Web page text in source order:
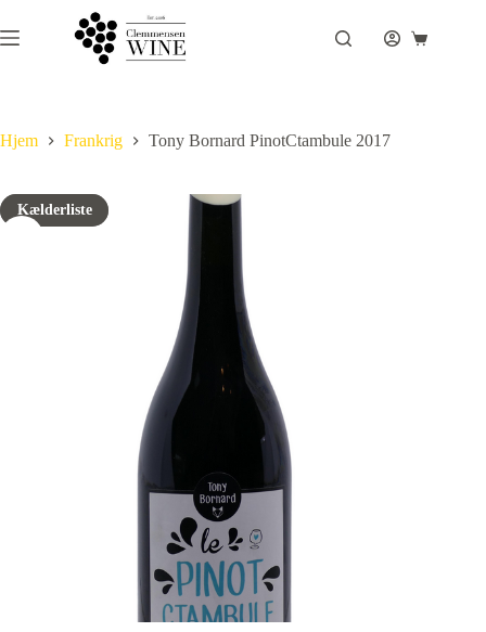
til
indhold
Hjem Frankrig Tony Bornard PinotCtambule 2017
Kælderliste